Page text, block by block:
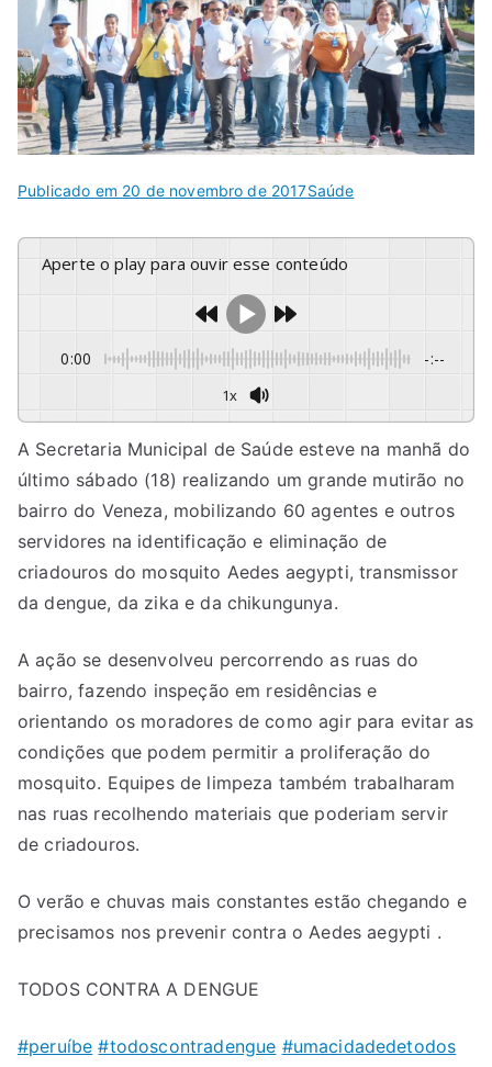
Publicado em 20 de novembro de 2017Saúde
Aperte o play para ouvir esse conteúdo
0:00 -:--
1x
A Secretaria Municipal de Saúde esteve na manhã do
último sábado (18) realizando um grande mutirão no
bairro do Veneza, mobilizando 60 agentes e outros
servidores na identificação e eliminação de
criadouros do mosquito Aedes aegypti, transmissor
da dengue, da zika e da chikungunya.
A ação se desenvolveu percorrendo as ruas do
bairro, fazendo inspeção em residências e
orientando os moradores de como agir para evitar as
condições que podem permitir a proliferação do
mosquito. Equipes de limpeza também trabalharam
nas ruas recolhendo materiais que poderiam servir
de criadouros.
O verão e chuvas mais constantes estão chegando e
precisamos nos prevenir contra o Aedes aegypti .
TODOS CONTRA A DENGUE
#peruíbe #todoscontradengue #umacidadedetodos